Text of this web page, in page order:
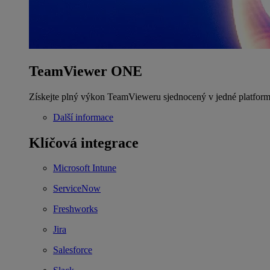
TeamViewer ONE
Získejte plný výkon TeamVieweru sjednocený v jedné
Další informace
Klíčová integrace
Microsoft Intune
ServiceNow
Freshworks
Jira
Salesforce